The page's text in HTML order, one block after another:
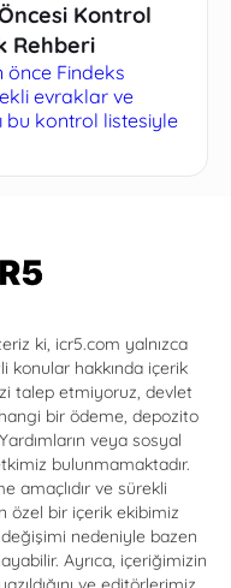
Kontrol
Rehberi
Findeks
evraklar ve
bu kontrol listesiyle
ki, icr5.com yalnızca
konular hakkında içerik
talep etmiyoruz, devlet
bir ödeme, depozito
veya sosyal
bulunmamaktadır.
amaçlıdır ve sürekli
özel bir içerik ekibimiz
değişimi nedeniyle bazen
Ayrıca, içeriğimizin